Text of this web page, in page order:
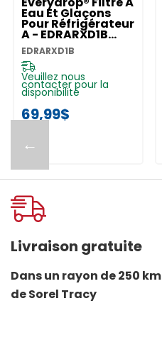
←
Eau Et Glaçons
Pour Réfrigérateur
A - EDRARXD1B
EDRARXD1B
EDRARXD1B
Veuillez nous
contacter pour la
disponibilité
69,99$
Livraison gratuite
Dans un rayon de 250
de Sorel Tracy